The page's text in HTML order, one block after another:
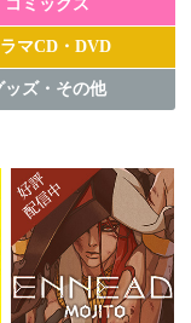
コミックス
ラマCD・DVD
ッズ・その他